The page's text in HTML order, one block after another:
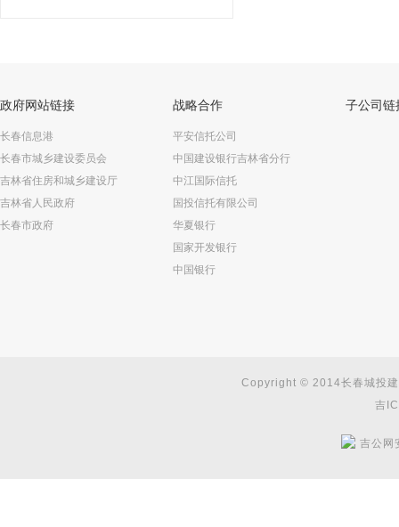
政府网站链接
长春信息港
长春市城乡建设委员会
吉林省住房和城乡建设厅
吉林省人民政府
长春市政府
战略合作
平安信托公司
中国建设银行吉林省分行
中江国际信托
国投信托有限公司
华夏银行
国家开发银行
中国银行
子公司链
Copyright © 2014长春城投
吉
吉公